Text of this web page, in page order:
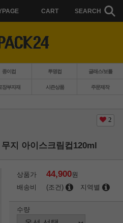
CART SEARCH
종이컵 투명컵 글래스/보틀
장부자재 시즌상품
주문제작
2
지 아이스크림컵120ml
상품가 44,900원
배송비
(조건) 지역별
수량